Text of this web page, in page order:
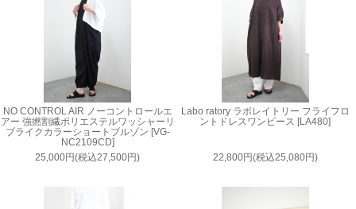
NO CONTROL AIR ノーコントロールエ
アー 強撚割繊ポリエステルワッシャーリ
ブライクカラーショートブルゾン [VG-
NC2109CD]
25,000円(税込27,500円)
Labo ratory ラボレイトリー フライフロ
ントドレスワンピース [LA480]
22,800円(税込25,080円)